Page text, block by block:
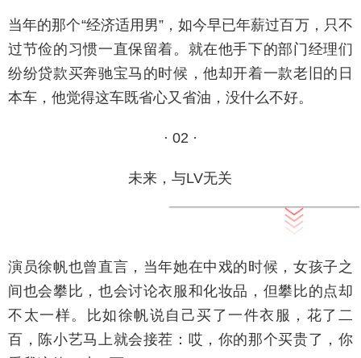
当年的那个“经济适用男”，如今早已年薪过百万，只不
过节俭的习惯一直保留着。就在他手下的部门经理们
纷纷贷款买奔驰宝马的时候，他却开着一款老旧的日
本车，他觉得这车既省心又省油，没什么不好。
· 02 ·
未来，与LV无关
演员徐帆也曾直言，当年她在中戏的时候，女孩子之
间也会攀比，也会讨论衣服和化妆品，但攀比的点却
不太一样。比如徐帆说自己买了一件衣服，花了二
百，陈小艺马上就会接茬：哎，你的那个买贵了，你